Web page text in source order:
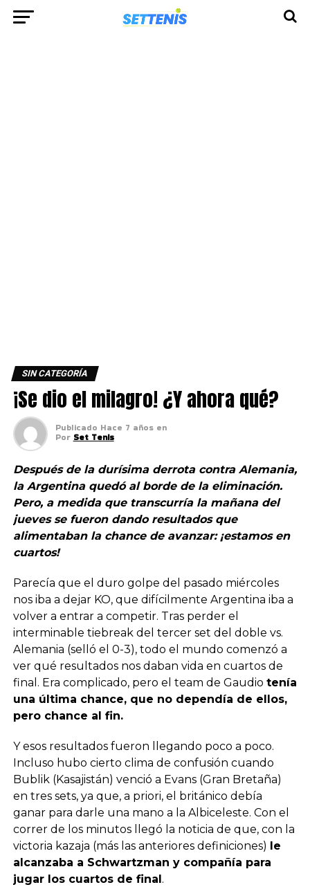
SIN CATEGORÍA
¡Se dio el milagro! ¿Y ahora qué?
Publicado Hace 7 años en
Por Set Tenis
Después de la durísima derrota contra Alemania,
la Argentina quedó al borde de la eliminación.
Pero, a medida que transcurría la mañana del
jueves se fueron dando resultados que
alimentaban la chance de avanzar: ¡estamos en
cuartos!
Parecía que el duro golpe del pasado miércoles
nos iba a dejar KO, que difícilmente Argentina iba a
volver a entrar a competir. Tras perder el
interminable tiebreak del tercer set del doble vs.
Alemania (selló el 0-3), todo el mundo comenzó a
ver qué resultados nos daban vida en cuartos de
final. Era complicado, pero el team de Gaudio tenía
una última chance, que no dependía de ellos,
pero chance al fin.
Y esos resultados fueron llegando poco a poco.
Incluso hubo cierto clima de confusión cuando
Bublik (Kasajistán) venció a Evans (Gran Bretaña)
en tres sets, ya que, a priori, el británico debía
ganar para darle una mano a la Albiceleste. Con el
correr de los minutos llegó la noticia de que, con la
victoria kazaja (más las anteriores definiciones) le
alcanzaba a Schwartzman y compañía para
jugar los cuartos de final.